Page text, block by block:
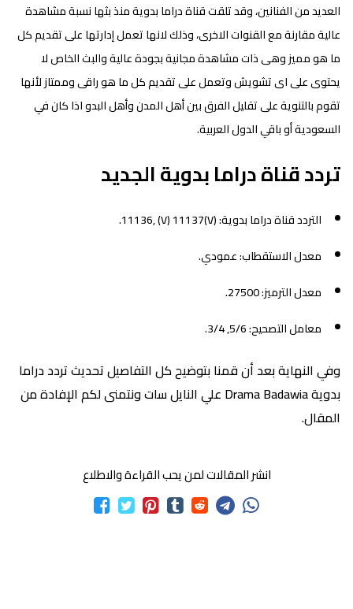
العديد من الفنانين، وقد تلقت قناة دراما بدوية منذ بثها نسبة مشاهدة
عالية مقارنة مع القنوات الاخرى، وذلك لانها تعمل إدارتها على تقديم كل
ما هو مميز وهى ذات مشاهدة مجانية بجودة عالية والبث الخاص لا
يحتوى على اى تشويش وتعمل على تقديم كل ما هو راقى وممتاز لأنها
تقوم بالتنوية على تقليل الفرق بين أهل المدن وأهل البدو اذا كان في
السعودية أو باقي الدول العربية.
تردد قناة دراما بدوية الجديد
التردد قناة دراما بدوية: (V)11136, (V) 11137.
معدل الاستقطاب: عمودي.
معدل الترميز: 27500.
معامل التصحيح: 5/6, 3/4.
وفي النهاية بعد أن قمنا بتوضيح كل التفاصيل تحديث تردد دراما
بدوية Drama Badawia علي النايل سات ونتمنى لكم الإفادة من
المقال.
انشر المقالات لمن يحب القراءة والاطلاع